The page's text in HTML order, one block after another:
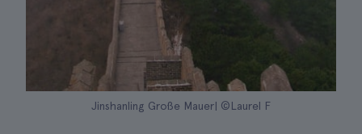
Jinshanling Große Mauer| ©Laurel F